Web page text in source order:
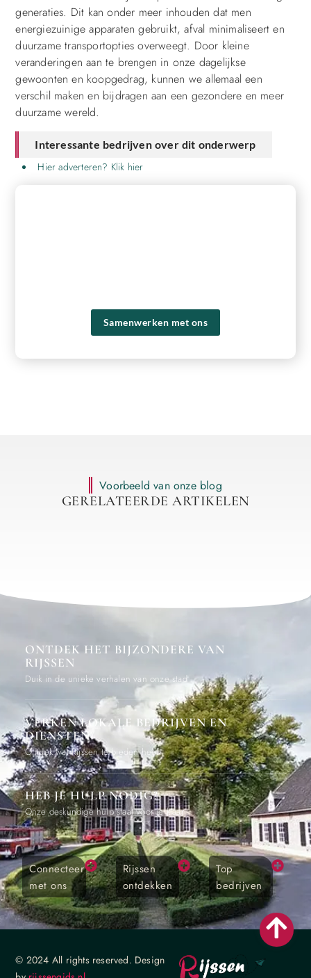
generaties. Dit kan onder meer inhouden dat men
energiezuinige apparaten gebruikt, afval minimaliseert en
duurzame transportopties overweegt. Door kleine
veranderingen aan te brengen in onze dagelijkse
gewoonten en koopgedrag, kunnen we allemaal een
verschil maken en bijdragen aan een gezondere en meer
duurzame wereld.
Interessante bedrijven over dit onderwerp
Hier adverteren? Klik hier
Samenwerken met ons
Voorbeeld van onze blog
GERELATEERDE ARTIKELEN
ONTDEK HET BIJZONDERE VAN
RIJSSEN
Duik in de unieke verhalen van onze stad
VERKEN LOKALE BEDRIJVEN EN
DIENSTEN
Ontdek wat Rijssen te bieden heeft
HEB JE HULP NODIG?
Onze deskundige hulp staat voor je klaar
Connecteer
met ons
Rijssen
ontdekken
Top
bedrijven
© 2024 All rights reserved. Design